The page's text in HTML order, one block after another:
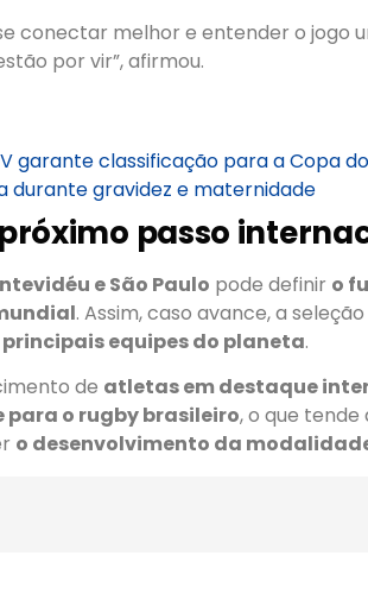
conectar melhor e entender o jogo
por vir”, afirmou.
garante classificação para a Copa
durante gravidez e maternidade
passo
e São Paulo pode definir o
. Assim, caso avance, a
equipes do planeta.
de atletas em destaque
o rugby brasileiro, o que
o desenvolvimento da